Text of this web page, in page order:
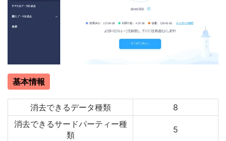
基本情報
消去できるデータ種類
8
消去できるサードパーティー種
類
5